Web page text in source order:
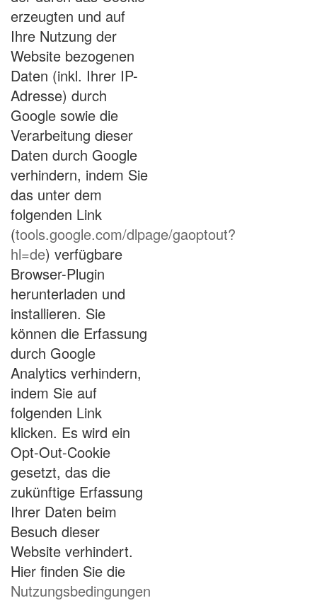
erzeugten und auf
Ihre Nutzung der
Website bezogenen
Daten (inkl. Ihrer IP-
Adresse) durch
Google sowie die
Verarbeitung dieser
Daten durch Google
verhindern, indem Sie
das unter dem
folgenden Link
(tools.google.com/dlpage/gaoptout?
hl=de) verfügbare
Browser-Plugin
herunterladen und
installieren. Sie
können die Erfassung
durch Google
Analytics verhindern,
indem Sie auf
folgenden Link
klicken. Es wird ein
Opt-Out-Cookie
gesetzt, das die
zukünftige Erfassung
Ihrer Daten beim
Besuch dieser
Website verhindert.
Hier finden Sie die
Nutzungsbedingungen